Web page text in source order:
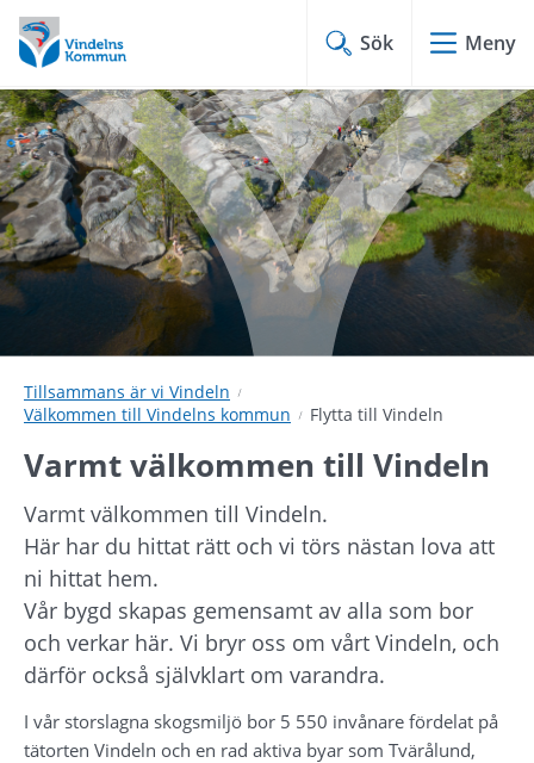
Hoppa
till
innehåll
Hoppa
till
undermeny
Sök Meny
Tillsammans är vi Vindeln
Välkommen till Vindelns kommun
Flytta till Vindeln
Varmt välkommen till Vindeln
Varmt välkommen till Vindeln.
Här har du hittat rätt och vi törs nästan lova att
ni hittat hem.
Vår bygd skapas gemensamt av alla som bor
och verkar här. Vi bryr oss om vårt Vindeln, och
därför också självklart om varandra.
I vår storslagna skogsmiljö bor 5 550 invånare fördelat på
tätorten Vindeln och en rad aktiva byar som Tvärålund,